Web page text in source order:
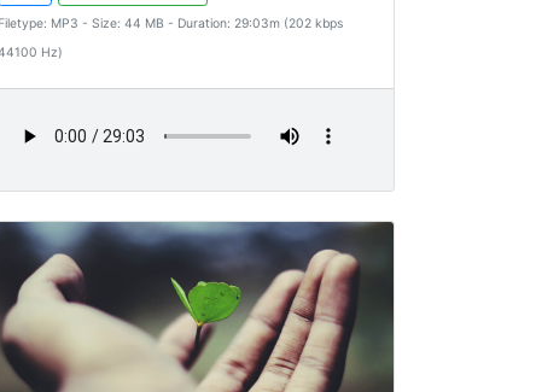
Filetype: MP3 - Size: 44 MB - Duration: 29:03m (202 kbps
Hz)